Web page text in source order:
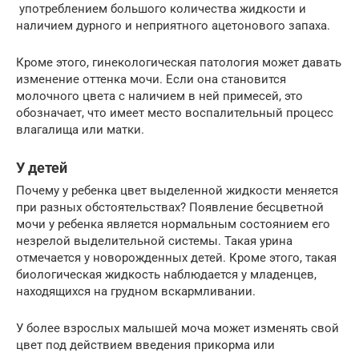
употреблением большого количества жидкости и
наличием дурного и неприятного ацетонового запаха.
Кроме этого, гинекологическая патология может давать
изменение оттенка мочи. Если она становится
молочного цвета с наличием в ней примесей, это
обозначает, что имеет место воспалительный процесс
влагалища или матки.
У детей
Почему у ребенка цвет выделенной жидкости меняется
при разных обстоятельствах? Появление бесцветной
мочи у ребенка является нормальным состоянием его
незрелой выделительной системы. Такая урина
отмечается у новорожденных детей. Кроме этого, такая
биологическая жидкость наблюдается у младенцев,
находящихся на грудном вскармливании.
У более взрослых малышей моча может изменять свой
цвет под действием введения прикорма или